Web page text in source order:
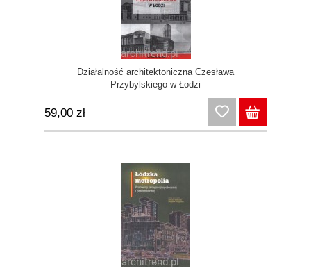
Działalność architektoniczna Czesława
Przybylskiego w Łodzi
59,00 zł